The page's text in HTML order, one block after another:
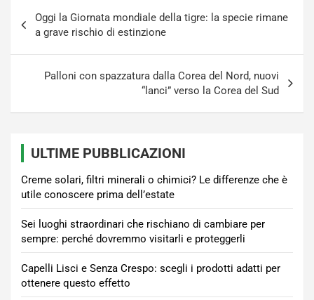
articoli
Oggi la Giornata mondiale della tigre: la specie rimane
a grave rischio di estinzione
Palloni con spazzatura dalla Corea del Nord, nuovi
“lanci” verso la Corea del Sud
ULTIME PUBBLICAZIONI
Creme solari, filtri minerali o chimici? Le differenze che è
utile conoscere prima dell’estate
Sei luoghi straordinari che rischiano di cambiare per
sempre: perché dovremmo visitarli e proteggerli
Capelli Lisci e Senza Crespo: scegli i prodotti adatti per
ottenere questo effetto